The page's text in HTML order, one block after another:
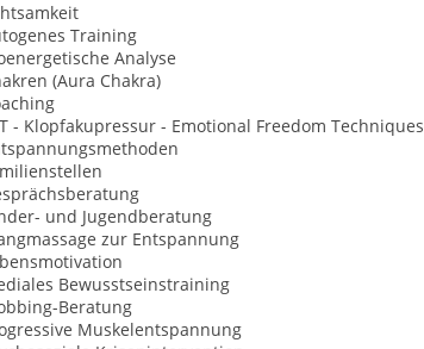
Training
Analyse
(Aura Chakra)
- Klopfakupressur - Emotional Freedom Techniques
und Jugendberatung
zur Entspannung
Bewusstseinstraining
Beratung
Muskelentspannung